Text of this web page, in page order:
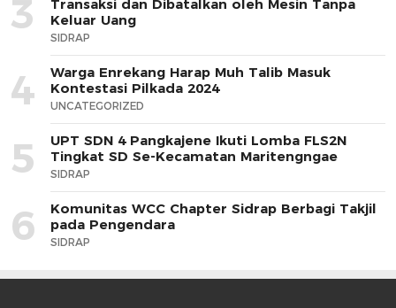
3
Transaksi dan Dibatalkan oleh Mesin Tanpa
Keluar Uang
SIDRAP
4
Warga Enrekang Harap Muh Talib Masuk
Kontestasi Pilkada 2024
UNCATEGORIZED
5
UPT SDN 4 Pangkajene Ikuti Lomba FLS2N
Tingkat SD Se-Kecamatan Maritengngae
SIDRAP
6
Komunitas WCC Chapter Sidrap Berbagi Takjil
pada Pengendara
SIDRAP